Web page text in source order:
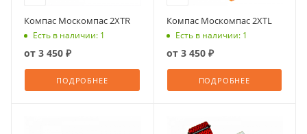
Компас Москомпас 2XTR
Есть в наличии: 1
от 3 450 ₽
ПОДРОБНЕЕ
Компас Москомпас 2XTL
Есть в наличии: 1
от 3 450 ₽
ПОДРОБНЕЕ